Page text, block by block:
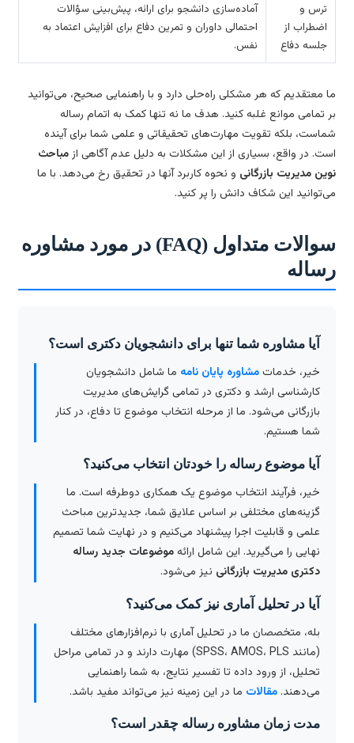
ترس و
اضطراب از
جلسه دفاع
آماده‌سازی دانشجو برای ارائه، پیش‌بینی سؤالات
احتمالی داوران و تمرین دفاع برای افزایش اعتماد به
نفس.
معتقدیم که هر مشکلی راه‌حلی دارد و با راهنمایی صحیح، می‌توانید
تمامی موانع غلبه کنید. هدف ما نه تنها کمک به اتمام رساله
بلکه تقویت مهارت‌های تحقیقاتی و علمی شما برای آینده
در واقع، بسیاری از این مشکلات به دلیل عدم آگاهی ازمباحث
مدیریت بازرگانیو نحوه کاربرد آنها در تحقیق رخ می‌دهد. با ما
این شکاف دانش را پر کنید.
سوالات متداول (FAQ) در مورد مشاوره
آیا مشاوره شما تنها برای دانشجویان دکتری است؟
خیر، خدماتمشاوره پایان نامهما شامل دانشجویان
کارشناسی ارشد و دکتری در تمامی گرایش‌های مدیریت
بازرگانی می‌شود. ما از مرحله انتخاب موضوع تا دفاع، در کنار
شما هستیم.
آیا موضوع رساله را خودتان انتخاب می‌کنید؟
خیر، فرآیند انتخاب موضوع یک همکاری دوطرفه است. ما
گزینه‌های مختلفی بر اساس علایق شما، جدیدترین مباحث
علمی و قابلیت اجرا پیشنهاد می‌کنیم و در نهایت شما تصمیم
نهایی را می‌گیرید. این شامل ارائهموضوعات جدید رساله
دکتری مدیریت بازرگانینیز می‌شود.
آیا در تحلیل آماری نیز کمک می‌کنید؟
بله، متخصصان ما در تحلیل آماری با نرم‌افزارهای مختلف
(مانند SPSS، AMOS، PLS) مهارت دارند و در تمامی مراحل
تحلیل، از ورود داده تا تفسیر نتایج، به شما راهنمایی
می‌دهند.مقالاتما در این زمینه نیز می‌تواند مفید باشد.
مدت زمان مشاوره رساله چقدر است؟